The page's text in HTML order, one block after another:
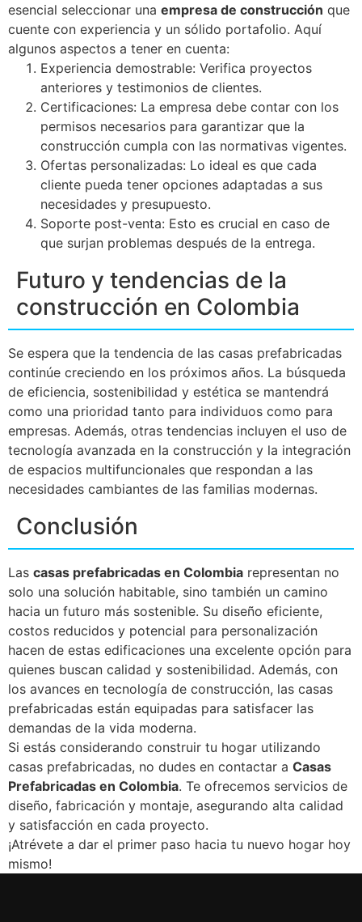
esencial seleccionar una empresa de construcción que
cuente con experiencia y un sólido portafolio. Aquí
algunos aspectos a tener en cuenta:
Experiencia demostrable: Verifica proyectos
anteriores y testimonios de clientes.
Certificaciones: La empresa debe contar con los
permisos necesarios para garantizar que la
construcción cumpla con las normativas vigentes.
Ofertas personalizadas: Lo ideal es que cada
cliente pueda tener opciones adaptadas a sus
necesidades y presupuesto.
Soporte post-venta: Esto es crucial en caso de
que surjan problemas después de la entrega.
Futuro y tendencias de la
construcción en Colombia
Se espera que la tendencia de las casas prefabricadas
continúe creciendo en los próximos años. La búsqueda
de eficiencia, sostenibilidad y estética se mantendrá
como una prioridad tanto para individuos como para
empresas. Además, otras tendencias incluyen el uso de
tecnología avanzada en la construcción y la integración
de espacios multifuncionales que respondan a las
necesidades cambiantes de las familias modernas.
Conclusión
Las casas prefabricadas en Colombia representan no
solo una solución habitable, sino también un camino
hacia un futuro más sostenible. Su diseño eficiente,
costos reducidos y potencial para personalización
hacen de estas edificaciones una excelente opción para
quienes buscan calidad y sostenibilidad. Además, con
los avances en tecnología de construcción, las casas
prefabricadas están equipadas para satisfacer las
demandas de la vida moderna.
Si estás considerando construir tu hogar utilizando
casas prefabricadas, no dudes en contactar a Casas
Prefabricadas en Colombia. Te ofrecemos servicios de
diseño, fabricación y montaje, asegurando alta calidad
y satisfacción en cada proyecto.
¡Atrévete a dar el primer paso hacia tu nuevo hogar hoy
mismo!